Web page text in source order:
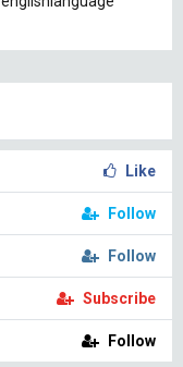
Like
Follow
Follow
Subscribe
Follow